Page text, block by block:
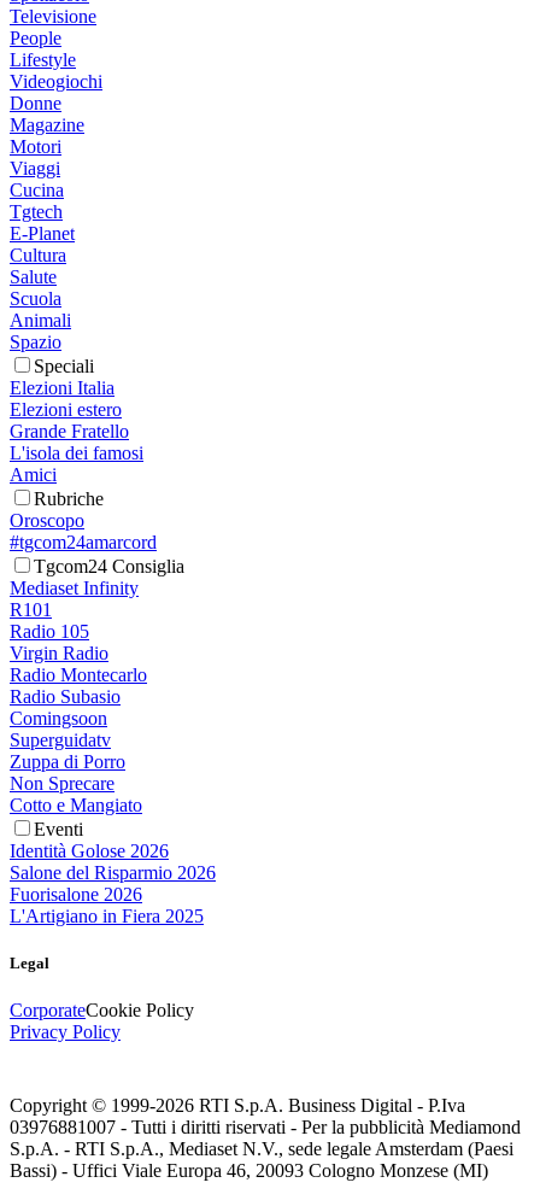
Televisione
People
Lifestyle
Videogiochi
Donne
Magazine
Motori
Viaggi
Cucina
Tgtech
E-Planet
Cultura
Salute
Scuola
Animali
Spazio
Speciali
Elezioni Italia
Elezioni estero
Grande Fratello
L'isola dei famosi
Amici
Rubriche
Oroscopo
#tgcom24amarcord
Tgcom24 Consiglia
Mediaset Infinity
R101
Radio 105
Virgin Radio
Radio Montecarlo
Radio Subasio
Comingsoon
Superguidatv
Zuppa di Porro
Non Sprecare
Cotto e Mangiato
Eventi
Identità Golose 2026
Salone del Risparmio 2026
Fuorisalone 2026
L'Artigiano in Fiera 2025
Legal
CorporateCookie Policy
Privacy Policy
Copyright © 1999-2026 RTI S.p.A. Business Digital - P.Iva
03976881007 - Tutti i diritti riservati - Per la pubblicità Mediamond
S.p.A. - RTI S.p.A., Mediaset N.V., sede legale Amsterdam (Paesi
Bassi) - Uffici Viale Europa 46, 20093 Cologno Monzese (MI)